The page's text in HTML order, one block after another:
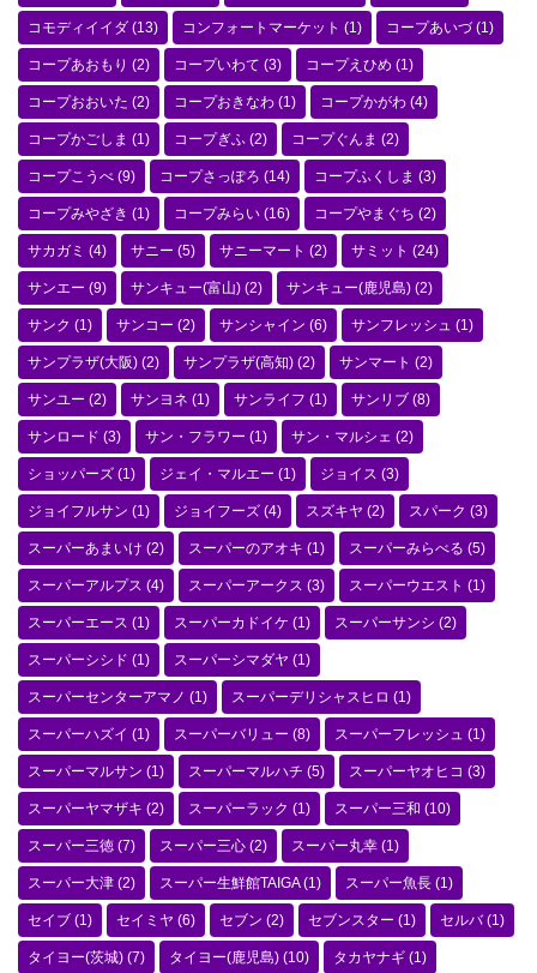
コモディイイダ (13) コンフォートマーケット (1) コープあいづ(1)
コープあおもり (2) コープいわて (3) コープえひめ (1)
コープおおいた (2) コープおきなわ (1) コープかがわ (4)
コープかごしま (1) コープぎふ (2) コープぐんま (2)
コープこうべ (9) コープさっぽろ (14) コープふくしま (3)
コープみやざき (1) コープみらい (16) コープやまぐち (2)
サカガミ (4) サニー (5) サニーマート (2) サミット (24)
サンエー (9) サンキュー(富山) (2) サンキュー(鹿児島) (2)
サンク (1) サンコー (2) サンシャイン (6) サンフレッシュ (1)
サンプラザ(大阪) (2) サンプラザ(高知) (2) サンマート (2)
サンユー (2) サンヨネ (1) サンライフ (1) サンリブ (8)
サンロード (3) サン・フラワー (1) サン・マルシェ (2)
ショッパーズ (1) ジェイ・マルエー (1) ジョイス (3)
ジョイフルサン (1) ジョイフーズ (4) スズキヤ (2) スパーク (3)
スーパーあまいけ (2) スーパーのアオキ (1) スーパーみらべる (5)
スーパーアルプス (4) スーパーアークス (3) スーパーウエスト (1)
スーパーエース (1) スーパーカドイケ (1) スーパーサンシ (2)
スーパーシシド (1) スーパーシマダヤ (1)
スーパーセンターアマノ (1) スーパーデリシャスヒロ (1)
スーパーハズイ (1) スーパーバリュー (8) スーパーフレッシュ (1)
スーパーマルサン (1) スーパーマルハチ (5) スーパーヤオヒコ (3)
スーパーヤマザキ (2) スーパーラック (1) スーパー三和 (10)
スーパー三徳 (7) スーパー三心 (2) スーパー丸幸 (1)
スーパー大津 (2) スーパー生鮮館TAIGA(1) スーパー魚長 (1)
セイブ (1) セイミヤ (6) セブン (2) セブンスター (1) セルバ(1)
タイヨー(茨城) (7) タイヨー(鹿児島) (10) タカヤナギ (1)